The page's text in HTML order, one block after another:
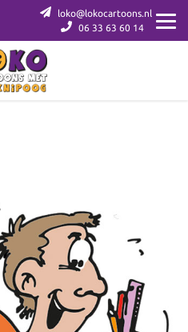
loko@lokocartoons.nl
06 33 63 60 14